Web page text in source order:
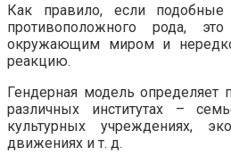
Как правило, если
противоположного рода,
окружающим миром и
реакцию.
Гендерная модель
различных институтах –
культурных учреждениях,
движениях и т. д.